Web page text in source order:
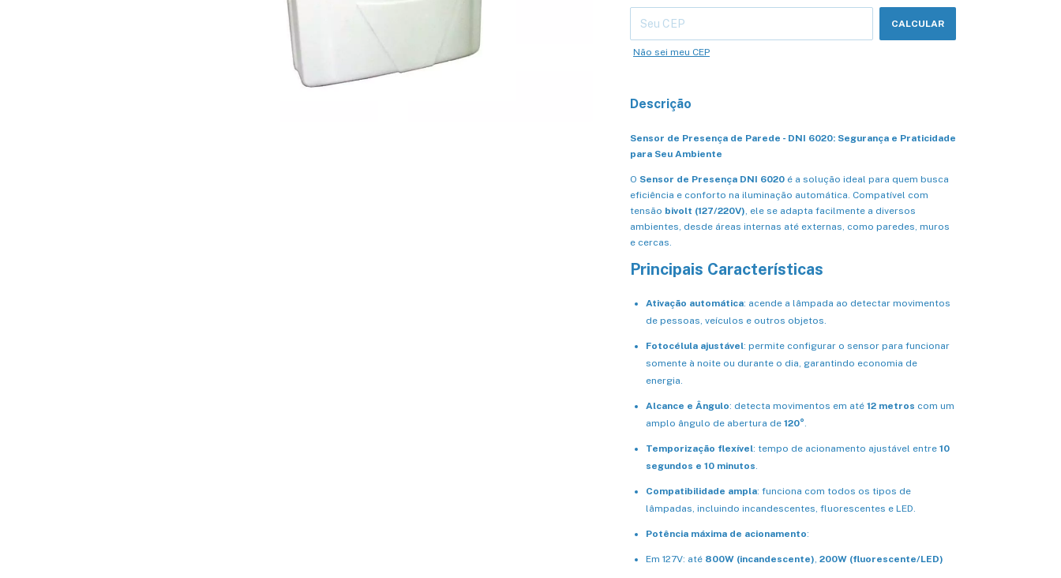
CALCULAR
Não sei meu CEP
Descrição
Sensor de Presença de Parede - DNI 6020: Segurança e Praticidade
para Seu Ambiente
O Sensor de Presença DNI 6020 é a solução ideal para quem busca
eficiência e conforto na iluminação automática. Compatível com
tensão bivolt (127/220V), ele se adapta facilmente a diversos
ambientes, desde áreas internas até externas, como paredes, muros
e cercas.
Principais Características
Ativação automática: acende a lâmpada ao detectar movimentos
de pessoas, veículos e outros objetos.
Fotocélula ajustável: permite configurar o sensor para funcionar
somente à noite ou durante o dia, garantindo economia de
energia.
Alcance e Ângulo: detecta movimentos em até 12 metros com um
amplo ângulo de abertura de 120°.
Temporização flexível: tempo de acionamento ajustável entre 10
segundos e 10 minutos.
Compatibilidade ampla: funciona com todos os tipos de
lâmpadas, incluindo incandescentes, fluorescentes e LED.
Potência máxima de acionamento:
Em 127V: até 800W (incandescente), 200W (fluorescente/LED)